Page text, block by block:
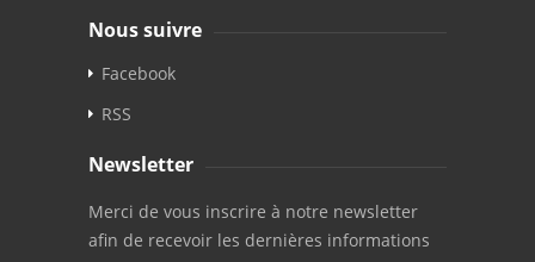
Nous suivre
Facebook
RSS
Newsletter
Merci de vous inscrire à notre newsletter
afin de recevoir les dernières informations